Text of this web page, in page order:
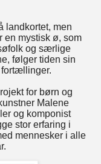
landkortet, men
en mystisk ø, som
og særlige
følger tiden sin
fortællinger.
for børn og
Malene
og komponist
stor erfaring i
mennesker i alle